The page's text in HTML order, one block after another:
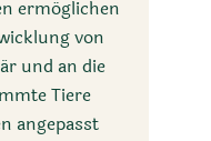
ermöglichen
von
und an die
Tiere
angepasst